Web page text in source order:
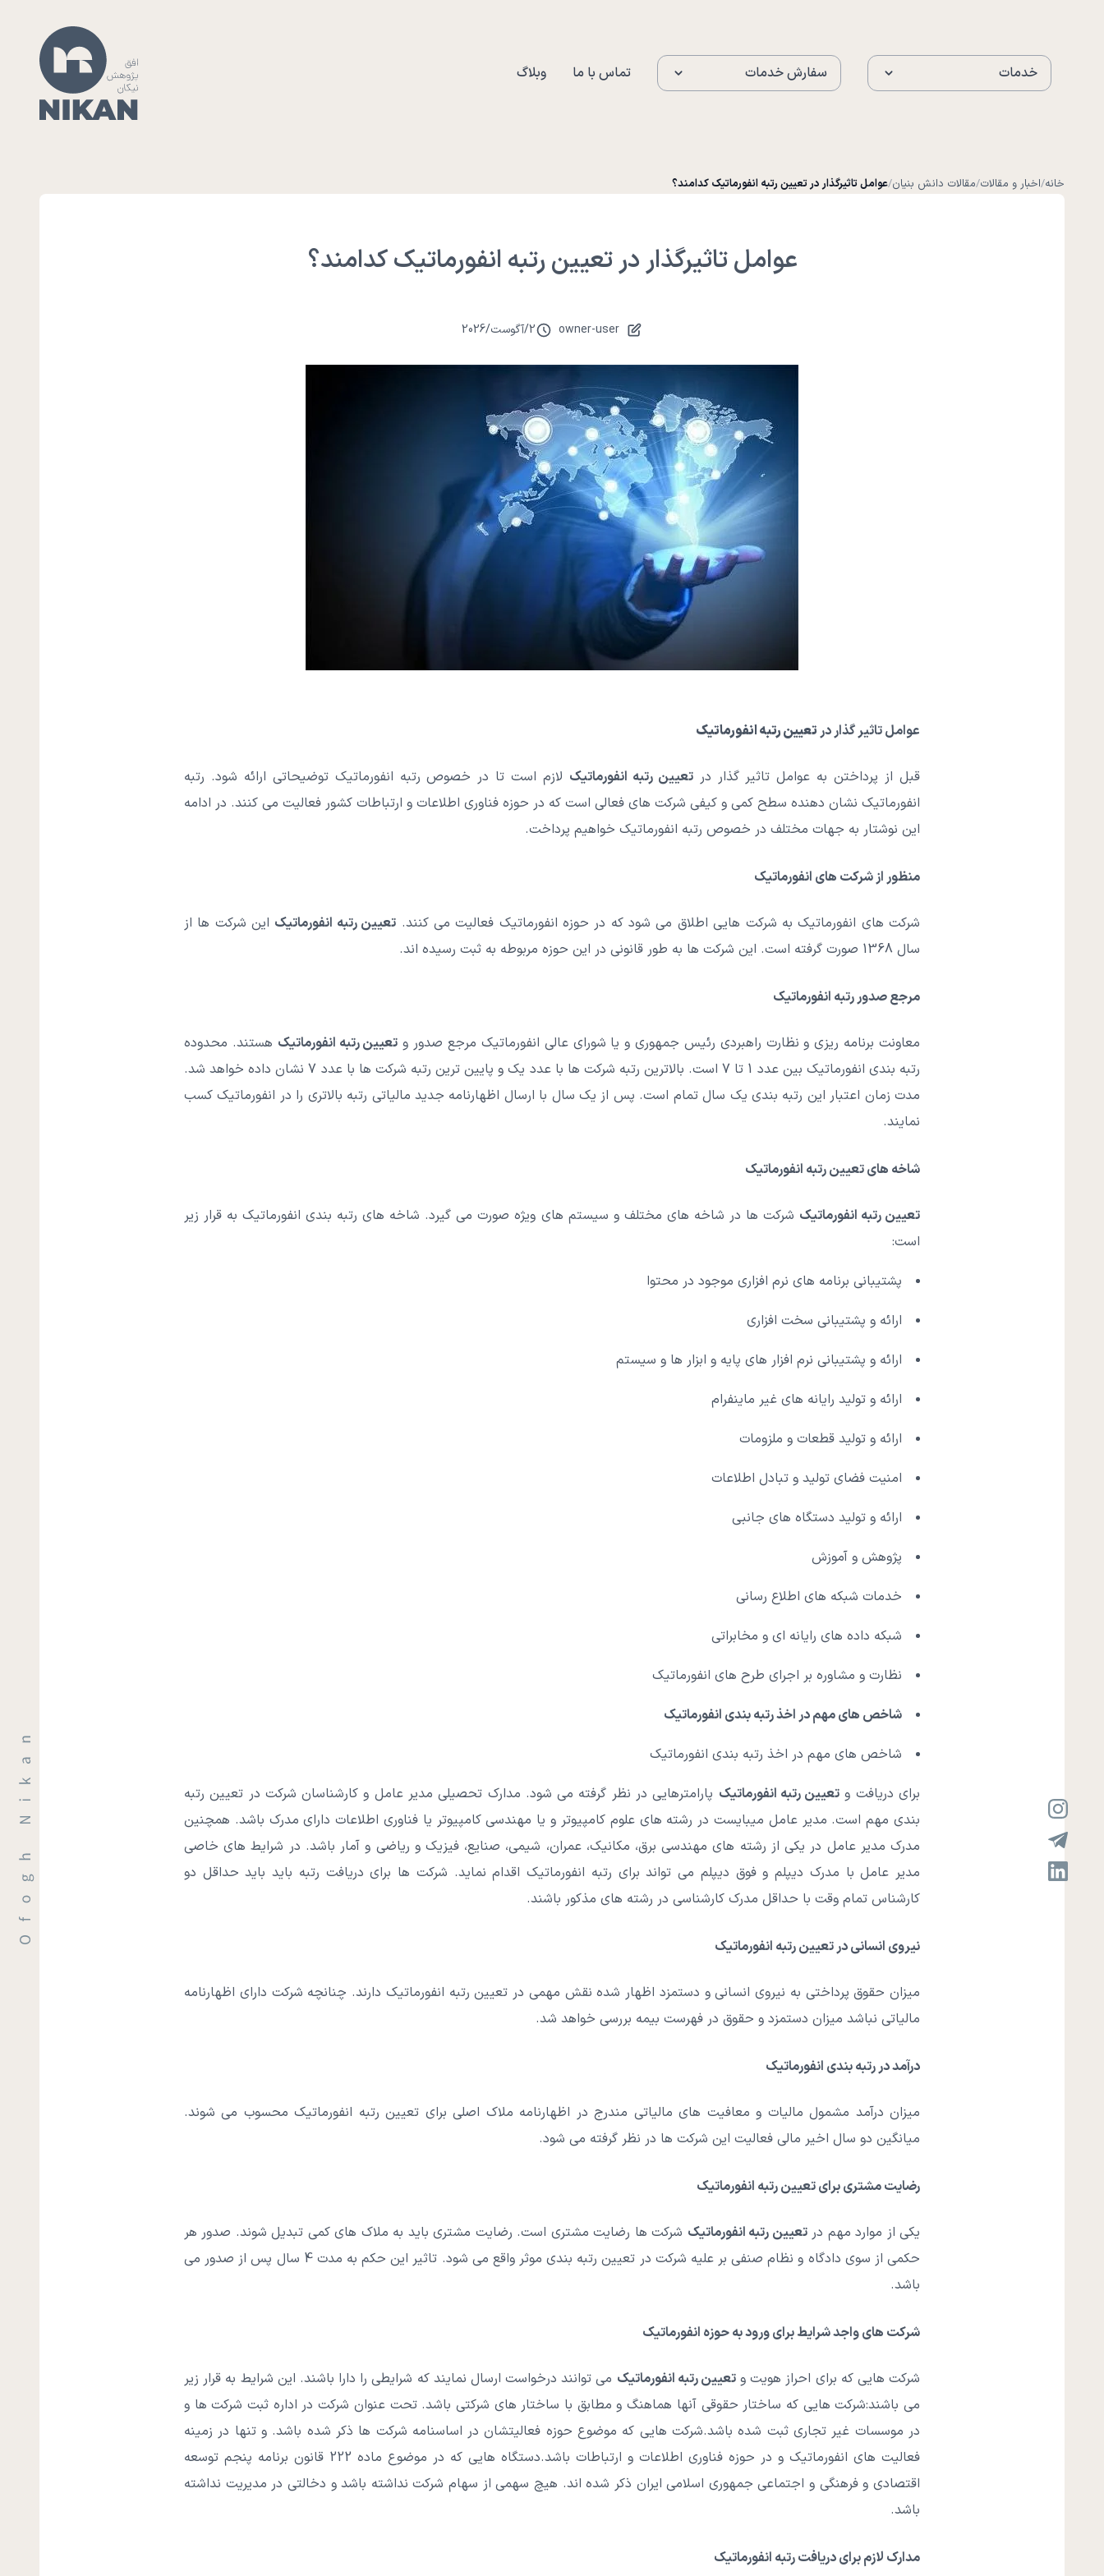
وبلاگ تماس با ما سفارش خدمات خدمات
خانه/اخبار و مقالات/مقالات دانش بنیان/عوامل تاثیرگذار در تعیین رتبه انفورماتیک کدامند؟
عوامل تاثیرگذار در تعیین رتبه انفورماتیک کدامند؟
owner-user
2
/آگوست/
2026
عوامل تاثیر گذار درتعیین رتبه انفورماتیک
قبل از پرداختن به عوامل تاثیر گذار درتعیین رتبه انفورماتیک لازم است تا در خصوص رتبه انفورماتیک توضیحاتی ارائه شود. رتبه
انفورماتیک نشان دهنده سطح کمی و کیفی شرکت های فعالی است که در حوزه فناوری اطلاعات و ارتباطات کشور فعالیت می کنند. در ادامه
این نوشتار به جهات مختلف در خصوص رتبه انفورماتیک خواهیم پرداخت.
منظور از شرکت های انفورماتیک
شرکت های انفورماتیک به شرکت هایی اطلاق می شود که در حوزه انفورماتیک فعالیت می کنند. تعیین رتبه انفورماتیک این شرکت ها از
سال 1368 صورت گرفته است. این شرکت ها به طور قانونی در این حوزه مربوطه به ثبت رسیده اند.
مرجع صدور رتبه انفورماتیک
معاونت برنامه ریزی و نظارت راهبردی رئیس جمهوری و یا شورای عالی انفورماتیک مرجع صدور و تعیین رتبه انفورماتیک هستند. محدوده
رتبه بندی انفورماتیک بین عدد 1 تا 7 است. بالاترین رتبه شرکت ها با عدد یک و پایین ترین رتبه شرکت ها با عدد 7 نشان داده خواهد شد.
مدت زمان اعتبار این رتبه بندی یک سال تمام است. پس از یک سال با ارسال اظهارنامه جدید مالیاتی رتبه بالاتری را در انفورماتیک کسب
نمایند.
شاخه های تعیین رتبه انفورماتیک
تعیین رتبه انفورماتیک شرکت ها در شاخه های مختلف و سیستم های ویژه صورت می گیرد. شاخه های رتبه بندی انفورماتیک به قرار زیر
است:
پشتیبانی برنامه های نرم افزاری موجود در محتوا
ارائه و پشتیبانی سخت افزاری
ارائه و پشتیبانی نرم افزار های پایه و ابزار ها و سیستم
ارائه و تولید رایانه های غیر ماینفرام
ارائه و تولید قطعات و ملزومات
امنیت فضای تولید و تبادل اطلاعات
ارائه و تولید دستگاه های جانبی
پژوهش و آموزش
خدمات شبکه های اطلاع رسانی
شبکه داده های رایانه ای و مخابراتی
نظارت و مشاوره بر اجرای طرح های انفورماتیک
شاخص های مهم در اخذ رتبه بندی انفورماتیک
شاخص های مهم در اخذ رتبه بندی انفورماتیک
برای دریافت و تعیین رتبه انفورماتیک پارامترهایی در نظر گرفته می شود. مدارک تحصیلی مدیر عامل و کارشناسان شرکت در تعیین رتبه
بندی مهم است. مدیر عامل میبایست در رشته های علوم کامپیوتر و یا مهندسی کامپیوتر یا فناوری اطلاعات دارای مدرک باشد. همچنین
مدرک مدیر عامل در یکی از رشته های مهندسی برق، مکانیک، عمران، شیمی، صنایع، فیزیک و ریاضی و آمار باشد. در شرایط های خاصی
مدیر عامل با مدرک دیپلم و فوق دیپلم می تواند برای رتبه انفورماتیک اقدام نماید. شرکت ها برای دریافت رتبه باید باید حداقل دو
کارشناس تمام وقت با حداقل مدرک کارشناسی در رشته های مذکور باشند.
نیروی انسانی در تعیین رتبه انفورماتیک
میزان حقوق پرداختی به نیروی انسانی و دستمزد اظهار شده نقش مهمی در تعیین رتبه انفورماتیک دارند. چنانچه شرکت دارای اظهارنامه
مالیاتی نباشد میزان دستمزد و حقوق در فهرست بیمه بررسی خواهد شد.
درآمد در رتبه بندی انفورماتیک
میزان درآمد مشمول مالیات و معافیت های مالیاتی مندرج در اظهارنامه ملاک اصلی برای تعیین رتبه انفورماتیک محسوب می شوند.
میانگین دو سال اخیر مالی فعالیت این شرکت ها در نظر گرفته می شود.
رضایت مشتری برای تعیین رتبه انفورماتیک
یکی از موارد مهم درتعیین رتبه انفورماتیک شرکت ها رضایت مشتری است. رضایت مشتری باید به ملاک های کمی تبدیل شوند. صدور هر
حکمی از سوی دادگاه و نظام صنفی بر علیه شرکت در تعیین رتبه بندی موثر واقع می شود. تاثیر این حکم به مدت 4 سال پس از صدور می
باشد.
شرکت های واجد شرایط برای ورود به حوزه انفورماتیک
شرکت هایی که برای احراز هویت وتعیین رتبه انفورماتیک می توانند درخواست ارسال نمایند که شرایطی را دارا باشند. این شرایط به قرار زیر
می باشند:شرکت هایی که ساختار حقوقی آنها هماهنگ و مطابق با ساختار های شرکتی باشد. تحت عنوان شرکت در اداره ثبت شرکت ها و
در موسسات غیر تجاری ثبت شده باشد.شرکت هایی که موضوع حوزه فعالیتشان در اساسنامه شرکت ها ذکر شده باشد. و تنها در زمینه
فعالیت های انفورماتیک و در حوزه فناوری اطلاعات و ارتباطات باشد.
دستگاه هایی که در موضوع ماده 222 قانون برنامه پنجم توسعه
اقتصادی و فرهنگی و اجتماعی جمهوری اسلامی ایران ذکر شده اند. هیچ سهمی از سهام شرکت نداشته باشد و دخالتی در مدیریت نداشته
باشد.
مدارک لازم برای دریافت رتبه انفورماتیک